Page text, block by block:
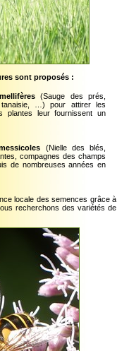
sont proposés :
(Sauge des prés,
tanaisie, …) pour attirer les
plantes leur fournissent un
(Nielle des blés,
compagnes des champs
de nombreuses années en
locale des semences grâce à
recherchons des variétés de